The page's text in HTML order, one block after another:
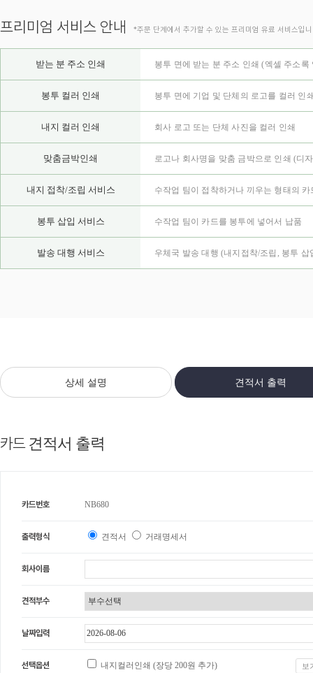
프리미엄 서비스 안내 *주문 단계에서 추가할 수 있는 프리미엄 유료 서비스입
받는 분 주소 인쇄 봉투 면에 받는 분 주소 인쇄 (엑셀 주소
봉투 컬러 인쇄 봉투 면에 기업 및 단체의 로고를 컬러 인
내지 컬러 인쇄 회사 로고 또는 단체 사진을 컬러 인쇄
맞춤금박인쇄 로고나 회사명을 맞춤 금박으로 인쇄 (디
내지 접착/조립 서비스 수작업 팀이 접착하거나 끼우는 형태의
봉투 삽입 서비스 수작업 팀이 카드를 봉투에 넣어서 납품
발송 대행 서비스 우체국 발송 대행 (내지접착/조립, 봉투
상세 설명 견적서 출력
카드 견적서 출력
카드번호 NB680
출력형식 견적서 거래명세서
회사이름
견적부수
날짜입력
선택옵션 내지컬러인쇄 (장당 200원 추가) 보